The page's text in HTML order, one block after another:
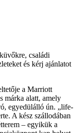
családi
és kérj ajánlatot
a Marriott
márka alatt, amely
egyedülálló ún. „life-
A kész szállodában
– egyikük a